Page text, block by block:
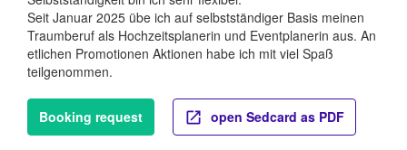
Seit Januar 2025 übe ich auf selbstständiger Basis meinen
Traumberuf als Hochzeitsplanerin und Eventplanerin aus. An
etlichen Promotionen Aktionen habe ich mit viel Spaß
teilgenommen.
Booking request open Sedcard as PDF